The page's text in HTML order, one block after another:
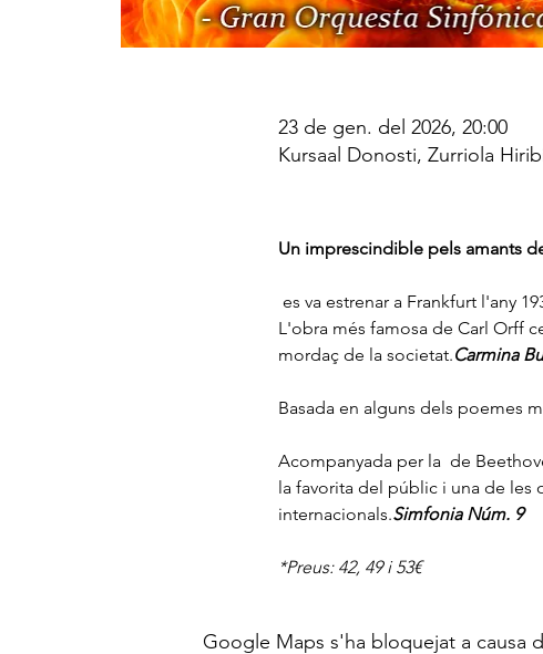
23 de gen. del 2026, 20:00
Kursaal Donosti, Zurriola
Un imprescindible pels amants
L'obra més famosa de Carl Orff
mordaç de la societat.Carmina
Basada en alguns dels poemes
Acompanyada per la de
la favorita del públic i una de les
internacionals.Simfonia Núm. 9
*Preus: 42, 49 i 53€
Google Maps s'ha bloquejat a causa